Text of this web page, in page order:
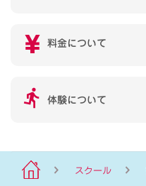
料金について
体験について
スクール